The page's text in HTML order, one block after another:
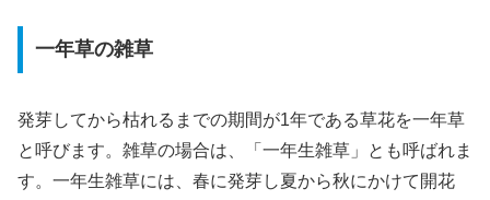
一年草の雑草
発芽してから枯れるまでの期間が1年である草花を一年草
と呼びます。雑草の場合は、「一年生雑草」とも呼ばれま
す。一年生雑草には、春に発芽し夏から秋にかけて開花